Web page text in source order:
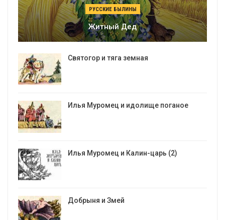
РУССКИЕ БЫЛИНЫ
Житный Дед
Святогор и тяга земная
Илья Муромец и идолище поганое
Илья Муромец и Калин-царь (2)
Добрыня и Змей